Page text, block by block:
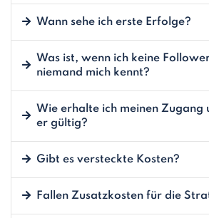
Wann sehe ich erste Erfolge?
Was ist, wenn ich keine
niemand mich kennt?
Wie erhalte ich meinen Zugang
er gültig?
Gibt es versteckte Kosten?
Fallen Zusatzkosten für die